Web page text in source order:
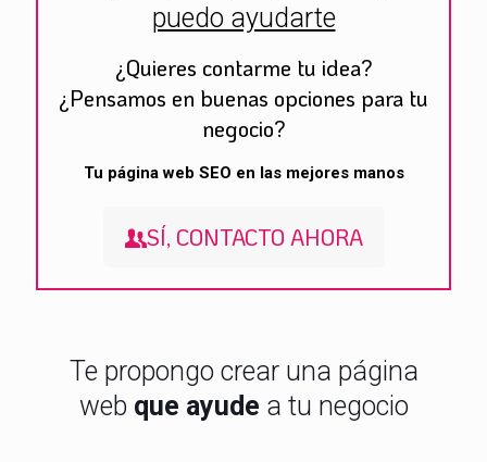
puedo ayudarte
¿Quieres contarme tu idea?
¿Pensamos en buenas opciones para tu
negocio?
Tu página web SEO en las mejores manos
SÍ, CONTACTO AHORA
Te propongo crear una página
webque ayude a tu negocio